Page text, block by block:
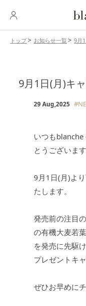
トップ お知らせ一覧 9月
9月1日(月)キ
29 Aug,2025
いつも
とうございます
9月1日(月)よ
たします。
発売前の注目
の有機大麦若
を発売に先駆
プレゼントキ
ぜひお早めに
INNER CARE
TOOL ツール
JEWELRY ジュエ
PERFUME 香水